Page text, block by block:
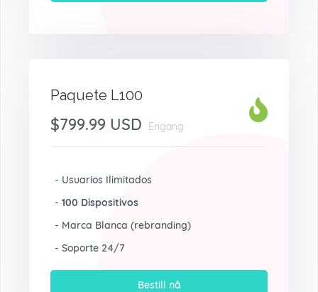
Paquete L100
$799.99 USD Engang
- Usuarios Ilimitados
- 100 Dispositivos
- Marca Blanca (rebranding)
- Soporte 24/7
Bestill nå